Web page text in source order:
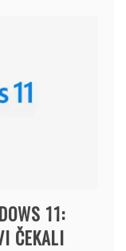
11:
ČEKALI